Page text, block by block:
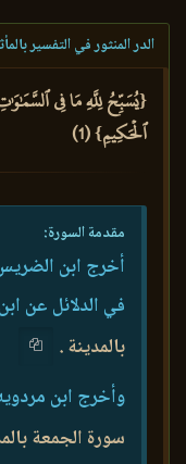
الدر المنثور في التفسير
{يُسَبِّحُ لِلَّهِ مَا فِي
ٱلۡحَكِيمِ} (1)
مقدمة السورة:
أخرج ابن
في الدلائل عن
بالمدينة .
وأخرج ابن
سورة الجمعة